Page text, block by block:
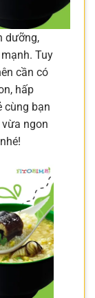
dưỡng,
Tuy
cần có
hấp
cùng bạn
ngon